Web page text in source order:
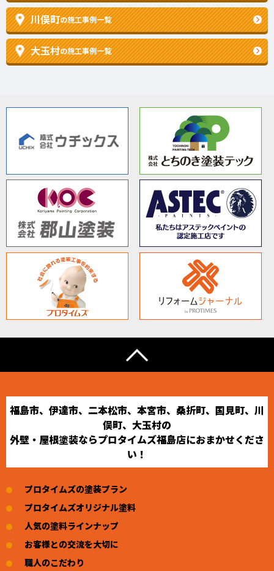
川俣町の施工事例一覧
大玉村の施工事例一覧
福島市、伊達市、二本松市、本宮市、桑折町、国見町、川
俣町、大玉村の
外壁・屋根塗装ならプロタイムズ福島店におまかせくださ
い！
プロタイムズの塗装プラン
プロタイムズオリジナル塗料
人気の塗料ラインナップ
お客様との交流を大切に
職人のこだわり